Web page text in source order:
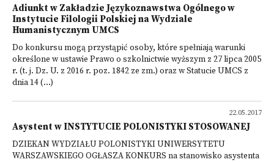
Adiunkt w Zakładzie Językoznawstwa Ogólnego w
Instytucie Filologii Polskiej na Wydziale
Humanistycznym UMCS
Do konkursu mogą przystąpić osoby, które spełniają warunki
określone w ustawie Prawo o szkolnictwie wyższym z 27 lipca 2005
r. (t. j. Dz. U. z 2016 r. poz. 1842 ze zm.) oraz w Statucie UMCS z
dnia 14 (...)
22.05.2017
Asystent w INSTYTUCIE POLONISTYKI STOSOWANEJ
DZIEKAN WYDZIAŁU POLONISTYKI UNIWERSYTETU
WARSZAWSKIEGO OGŁASZA KONKURS na stanowisko asystenta